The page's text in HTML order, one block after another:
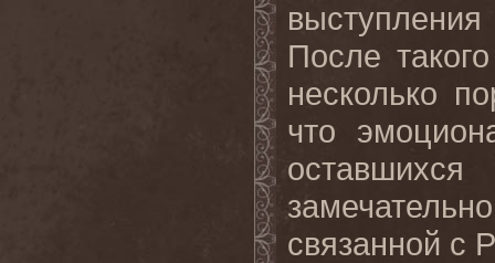
После
несколько
что
связанной с